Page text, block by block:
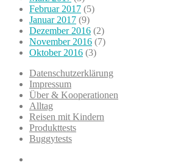
Februar 2017 (5)
Januar 2017 (9)
Dezember 2016 (2)
November 2016 (7)
Oktober 2016 (3)
Datenschutzerklärung
Impressum
Über & Kooperationen
Alltag
Reisen mit Kindern
Produkttests
Buggytests